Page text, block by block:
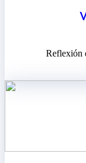
Reflexión